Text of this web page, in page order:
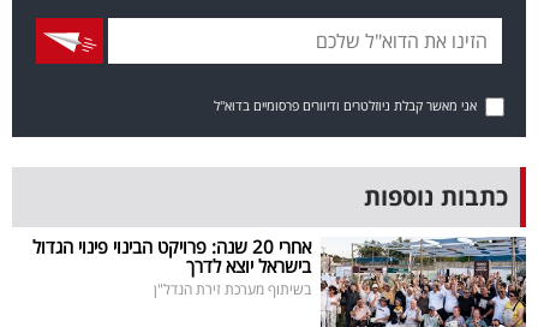
אחרינו:
אני מאשר קבלת ניוזלטרים ודיוורים פרסומיים בדוא"ל
כתבות נוספות
אחרי 20 שנה: פרויקט הבינוי פינוי הגדול
בישראל יוצא לדרך
בשיתוף מערכת זירת הנדל"ן